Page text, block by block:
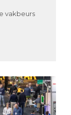
vakbeurs